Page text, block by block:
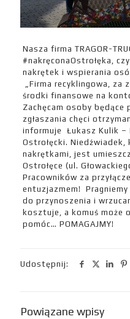
Nasza firma TRAGOR-
#nakręconaOstrołęka,
nakrętek i wspierania
„Firma recyklingowa, za
środki finansowe na
Zachęcam osoby
zgłaszania chęci
informuje Łukasz Kulik –
Ostrołęcki.
nakrętkami, jest
Ostrołęce (ul.
Pracowników za
entuzjazmem!
do przynoszenia i
kosztuje, a komuś może
pomóc… POMAGAJMY!
Udostępnij:
Powiązane wpisy